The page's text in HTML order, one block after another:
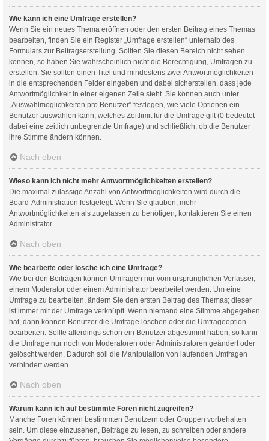
Wie kann ich eine Umfrage erstellen?
Wenn Sie ein neues Thema eröffnen oder den ersten Beitrag eines Themas
bearbeiten, finden Sie ein Register „Umfrage erstellen“ unterhalb des
Formulars zur Beitragserstellung. Sollten Sie diesen Bereich nicht sehen
können, so haben Sie wahrscheinlich nicht die Berechtigung, Umfragen zu
erstellen. Sie sollten einen Titel und mindestens zwei Antwortmöglichkeiten
in die entsprechenden Felder eingeben und dabei sicherstellen, dass jede
Antwortmöglichkeit in einer eigenen Zeile steht. Sie können auch unter
„Auswahlmöglichkeiten pro Benutzer“ festlegen, wie viele Optionen ein
Benutzer auswählen kann, welches Zeitlimit für die Umfrage gilt (0 bedeutet
dabei eine zeitlich unbegrenzte Umfrage) und schließlich, ob die Benutzer
ihre Stimme ändern können.
Nach oben
Wieso kann ich nicht mehr Antwortmöglichkeiten erstellen?
Die maximal zulässige Anzahl von Antwortmöglichkeiten wird durch die
Board-Administration festgelegt. Wenn Sie glauben, mehr
Antwortmöglichkeiten als zugelassen zu benötigen, kontaktieren Sie einen
Administrator.
Nach oben
Wie bearbeite oder lösche ich eine Umfrage?
Wie bei den Beiträgen können Umfragen nur vom ursprünglichen Verfasser,
einem Moderator oder einem Administrator bearbeitet werden. Um eine
Umfrage zu bearbeiten, ändern Sie den ersten Beitrag des Themas; dieser
ist immer mit der Umfrage verknüpft. Wenn niemand eine Stimme abgegeben
hat, dann können Benutzer die Umfrage löschen oder die Umfrageoption
bearbeiten. Sollte allerdings schon ein Benutzer abgestimmt haben, so kann
die Umfrage nur noch von Moderatoren oder Administratoren geändert oder
gelöscht werden. Dadurch soll die Manipulation von laufenden Umfragen
verhindert werden.
Nach oben
Warum kann ich auf bestimmte Foren nicht zugreifen?
Manche Foren können bestimmten Benutzern oder Gruppen vorbehalten
sein. Um diese einzusehen, Beiträge zu lesen, zu schreiben oder andere